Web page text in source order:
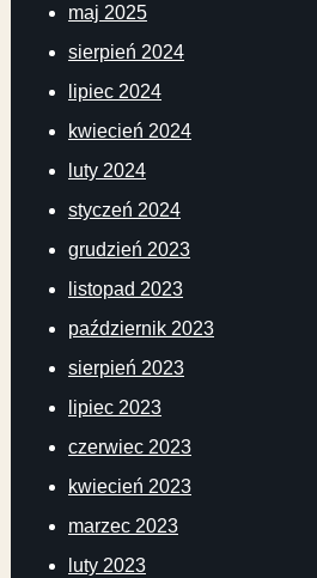
maj 2025
sierpień 2024
lipiec 2024
kwiecień 2024
luty 2024
styczeń 2024
grudzień 2023
listopad 2023
październik 2023
sierpień 2023
lipiec 2023
czerwiec 2023
kwiecień 2023
marzec 2023
luty 2023